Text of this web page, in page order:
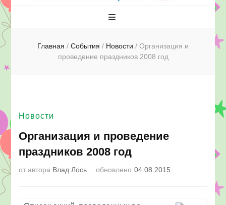
Агентство
рекламы и
АППЕРКОТ.
Херсон
распространение листовок в Херсоне
Главная / События / Новости / Организация и
проведение праздников 2008 год
Новости
Организация и проведение
праздников 2008 год
от автора Влад Лось обновлено 04.08.2015